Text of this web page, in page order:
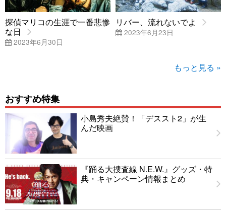
探偵マリコの生涯で一番悲惨
な日
2023年6月30日
リバー、流れないでよ
2023年6月23日
もっと見る »
おすすめ特集
小島秀夫絶賛！「デススト2」が生
んだ映画
『踊る大捜査線 N.E.W.』グッズ・特
典・キャンペーン情報まとめ